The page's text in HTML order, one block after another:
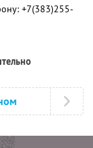
+7(383)255-